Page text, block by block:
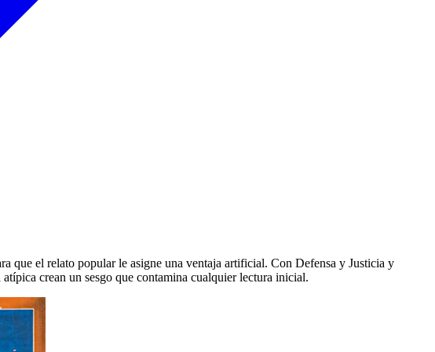
que el relato popular le asigne una ventaja artificial. Con Defensa y Justicia y
crean un sesgo que contamina cualquier lectura inicial.